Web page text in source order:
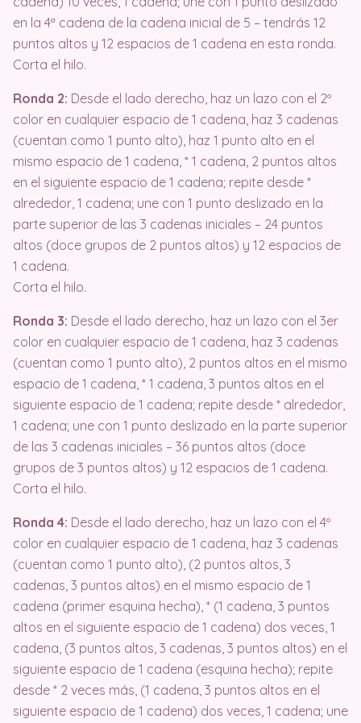
en la 4ª cadena de la cadena inicial de 5 – tendrás 12
puntos altos y 12 espacios de 1 cadena en esta ronda.
Corta el hilo.
Ronda 2: Desde el lado derecho, haz un lazo con el 2º
color en cualquier espacio de 1 cadena, haz 3 cadenas
(cuentan como 1 punto alto), haz 1 punto alto en el
mismo espacio de 1 cadena, * 1 cadena, 2 puntos altos
en el siguiente espacio de 1 cadena; repite desde *
alrededor, 1 cadena; une con 1 punto deslizado en la
parte superior de las 3 cadenas iniciales – 24 puntos
altos (doce grupos de 2 puntos altos) y 12 espacios de
1 cadena.
Corta el hilo.
Ronda 3: Desde el lado derecho, haz un lazo con el 3er
color en cualquier espacio de 1 cadena, haz 3 cadenas
(cuentan como 1 punto alto), 2 puntos altos en el mismo
espacio de 1 cadena, * 1 cadena, 3 puntos altos en el
siguiente espacio de 1 cadena; repite desde * alrededor,
1 cadena; une con 1 punto deslizado en la parte superior
de las 3 cadenas iniciales – 36 puntos altos (doce
grupos de 3 puntos altos) y 12 espacios de 1 cadena.
Corta el hilo.
Ronda 4: Desde el lado derecho, haz un lazo con el 4º
color en cualquier espacio de 1 cadena, haz 3 cadenas
(cuentan como 1 punto alto), (2 puntos altos, 3
cadenas, 3 puntos altos) en el mismo espacio de 1
cadena (primer esquina hecha), * (1 cadena, 3 puntos
altos en el siguiente espacio de 1 cadena) dos veces, 1
cadena, (3 puntos altos, 3 cadenas, 3 puntos altos) en el
siguiente espacio de 1 cadena (esquina hecha); repite
desde * 2 veces más, (1 cadena, 3 puntos altos en el
siguiente espacio de 1 cadena) dos veces, 1 cadena; une